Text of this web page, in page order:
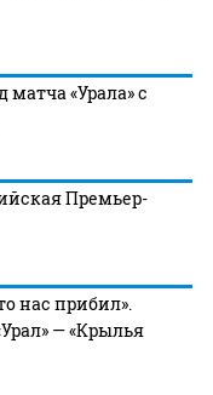
«Урала» с
Премьер-
нас прибил».
— «Крылья